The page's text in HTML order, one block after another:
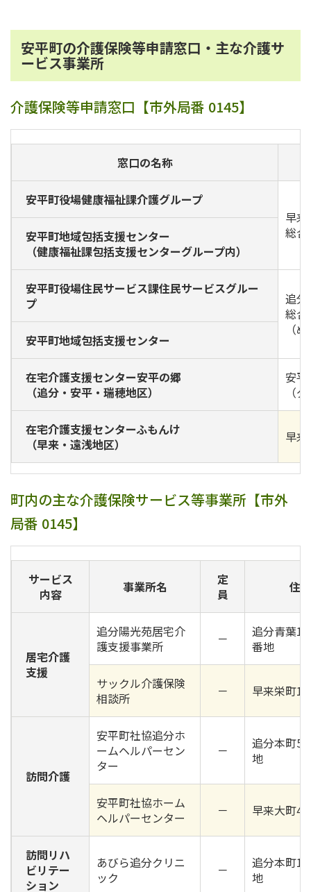
安平町の介護保険等申請窓口・主な介護サ
ービス事業所
介護保険等申請窓口【市外局番 0145】
窓口の名称
安平町役場健康福祉課介護グループ
早
総合
安平町地域包括支援センター
（健康福祉課包括支援センターグループ内）
安平町役場住民サービス課住民サービスグルー
プ
追分
総合
（
安平町地域包括支援センター
在宅介護支援センター安平の郷
（追分・安平・瑞穂地区）
安
（
在宅介護支援センターふもんけ
（早来・遠浅地区）
早
町内の主な介護保険サービス等事業所【市外
局番 0145】
サービス
内容
事業所名
定
員
住所
居宅介護
支援
追分陽光苑居宅介
護支援事業所
－
追分青葉1
番地
サックル介護保険
相談所
－ 早来栄町
訪問介護
安平町社協追分ホ
ームヘルパーセン
ター
－
追分本町5
地
安平町社協ホーム
ヘルパーセンター
－ 早来大町
訪問リハ
ビリテー
ション
あびら追分クリニ
ック
－
追分本町1
地